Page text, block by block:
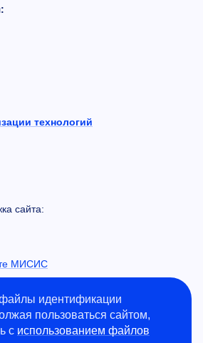
технологий
сайта:
МИСИС
идентификации
пользоваться сайтом,
с использованием файлов